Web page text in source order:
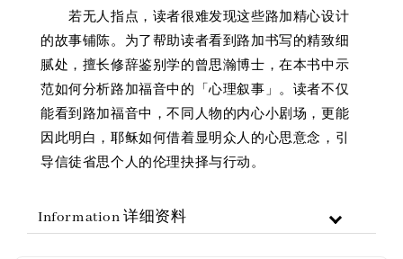
若无人指点，读者很难发现这些路加精心设计
的故事铺陈。为了帮助读者看到路加书写的精致细
腻处，擅长修辞鉴别学的曾思瀚博士，在本书中示
范如何分析路加福音中的「心理叙事」。读者不仅
能看到路加福音中，不同人物的内心小剧场，更能
因此明白，耶稣如何借着显明众人的心思意念，引
导信徒省思个人的伦理抉择与行动。
Information 详细资料